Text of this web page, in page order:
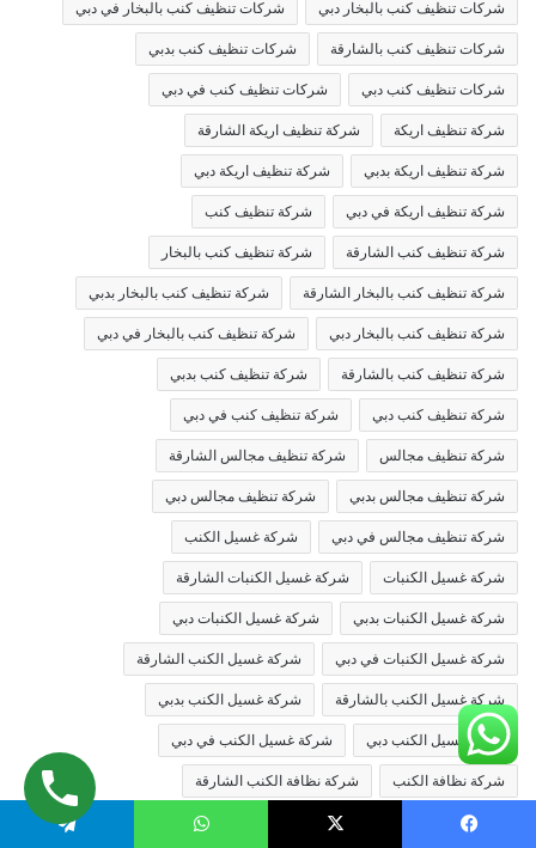
شركات تنظيف كنب بالبخار دبي شركات تنظيف كنب بالبخار في دبي
شركات تنظيف كنب بالشارقة شركات تنظيف كنب بدبي
شركات تنظيف كنب دبي شركات تنظيف كنب في دبي
شركة تنظيف اريكة شركة تنظيف اريكة الشارقة
شركة تنظيف اريكة بدبي شركة تنظيف اريكة دبي
شركة تنظيف اريكة في دبي شركة تنظيف كنب
شركة تنظيف كنب الشارقة شركة تنظيف كنب بالبخار
شركة تنظيف كنب بالبخار الشارقة شركة تنظيف كنب بالبخار بدبي
شركة تنظيف كنب بالبخار دبي شركة تنظيف كنب بالبخار في دبي
شركة تنظيف كنب بالشارقة شركة تنظيف كنب بدبي
شركة تنظيف كنب دبي شركة تنظيف كنب في دبي
شركة تنظيف مجالس شركة تنظيف مجالس الشارقة
شركة تنظيف مجالس بدبي شركة تنظيف مجالس دبي
شركة تنظيف مجالس في دبي شركة غسيل الكنب
شركة غسيل الكنبات شركة غسيل الكنبات الشارقة
شركة غسيل الكنبات بدبي شركة غسيل الكنبات دبي
شركة غسيل الكنبات في دبي شركة غسيل الكنب الشارقة
شركة غسيل الكنب بالشارقة شركة غسيل الكنب بدبي
شركة غسيل الكنب دبي شركة غسيل الكنب في دبي
شركة نظافة الكنب شركة نظافة الكنب الشارقة
شركة نظافة الكنب بالشارقة شركة نظافة الكنب بدبي